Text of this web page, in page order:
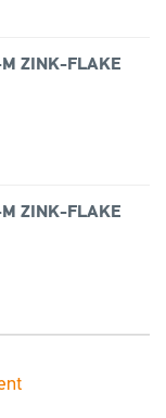
M ZINK-FLAKE
M ZINK-FLAKE